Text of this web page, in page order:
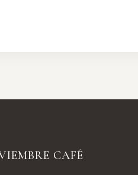
CAFÉ